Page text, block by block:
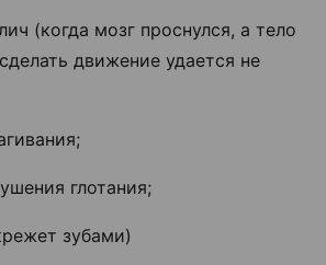
(когда мозг проснулся, а тело
движение удается не
глотания;
зубами)